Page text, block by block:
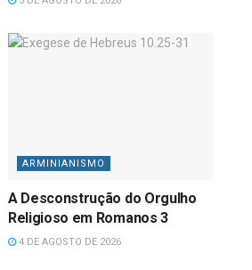
ARMINIANISMO
A Desconstrução do Orgulho
Religioso em Romanos 3
4 DE AGOSTO DE 2026